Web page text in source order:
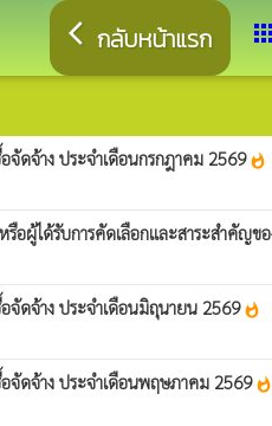
arrow_back_ios กลับหน้าแรก
จัดจ้าง ประจำเดือนกรกฎาคม 2569whatshot
อผู้ได้รับการคัดเลือกและสาระสำคัญ
จัดจ้าง ประจำเดือนมิถุนายน 2569whatshot
จัดจ้าง ประจำเดือนพฤษภาคม 2569whatshot